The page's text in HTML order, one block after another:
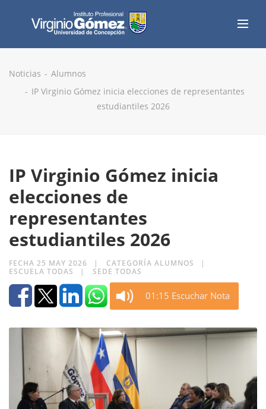
Noticias
Alumnos
IP Virginio Gómez inicia elecciones de representantes
estudiantiles 2026
IP Virginio Gómez inicia
elecciones de
representantes
estudiantiles 2026
FECHA 25 MAY 2026
CATEGORÍA ALUMNOS
ESCUELA TODAS
SEDE TODAS
01:15 Escuchar Nota